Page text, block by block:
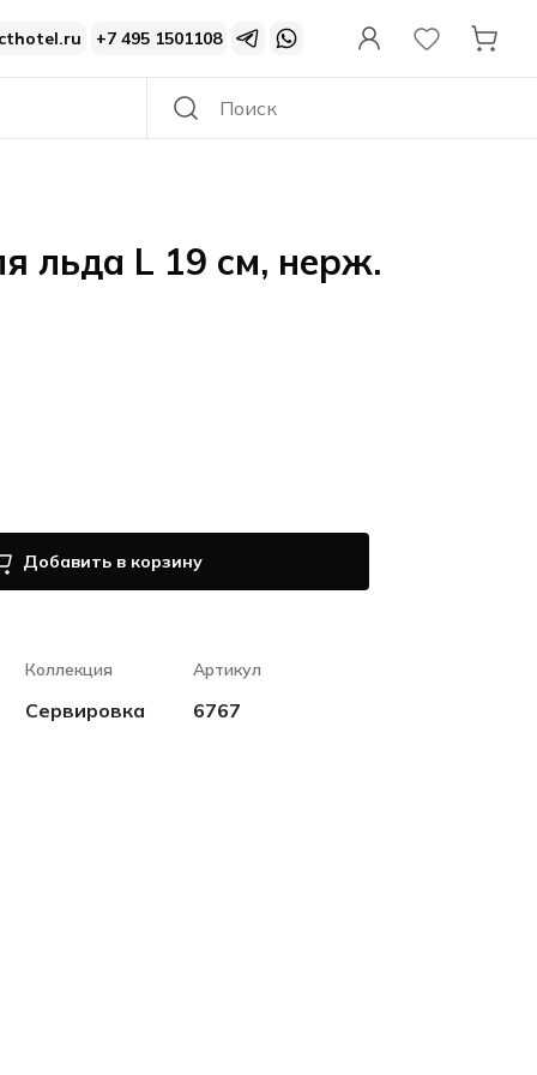
+7 495 1501108
льда L 19 см, нерж.
Добавить в корзину
Коллекция
Сервировка
Артикул
6767